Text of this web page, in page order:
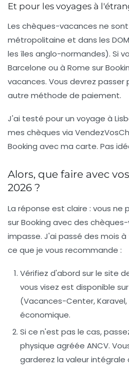
Et pour les voyages à
Les chèques-vacances ne
métropolitaine et dans les
les îles anglo-normandes). Si
Barcelone ou à Rome sur
vacances. Vous devrez
autre méthode de paiement.
J'ai testé pour un voyage à
mes chèques via
Booking avec ma carte. Pas
Alors, que faire avec
2026 ?
La réponse est claire : vous ne
sur Booking avec des
impasse. J'ai passé des mois
ce que je vous recommande :
Vérifiez d'abord sur le site
vous visez est disponible
(Vacances-Center,
économique.
Si ce n'est pas le cas,
physique agréée ANCV.
garderez la valeur intégrale